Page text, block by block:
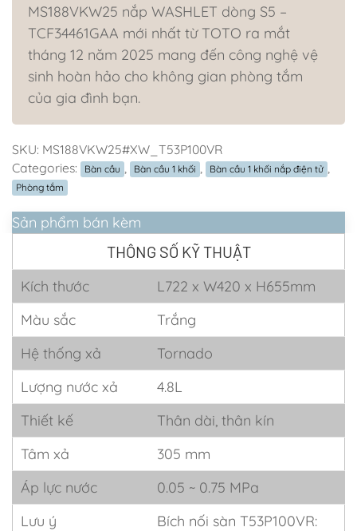
MS188VKW25 nắp WASHLET dòng S5 –
TCF34461GAA mới nhất từ TOTO ra mắt
tháng 12 năm 2025 mang đến công nghệ vệ
sinh hoàn hảo cho không gian phòng tắm
của gia đình bạn.
SKU: MS188VKW25#XW_T53P100VR
Categories:
Bàn cầu Bàn cầu 1 khối Bàn cầu 1 khối nắp điện tử
Phòng tắm
Sản phẩm bán kèm
THÔNG SỐ KỸ THUẬT
Kích thước
L722 x W420 x H655mm
Màu sắc
Trắng
Hệ thống xả
Tornado
Lượng nước xả
4.8L
Thiết kế
Thân dài, thân kín
Tâm xả
305 mm
Áp lực nước
0.05 ~ 0.75 MPa
Lưu ý
Bích nối sàn T53P100VR: